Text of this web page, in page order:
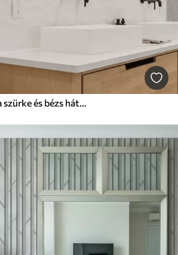
Falvédő Retro minta szürke és bézs háttéren